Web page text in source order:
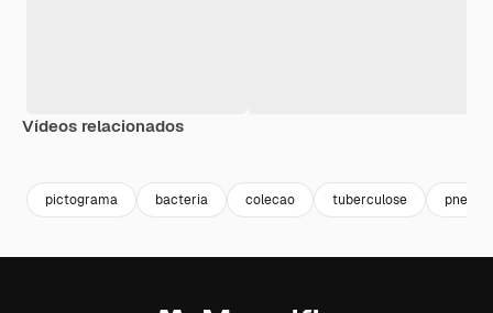
Vídeos relacionados
pictograma bacteria colecao tuberculose